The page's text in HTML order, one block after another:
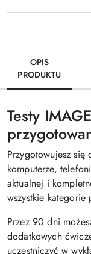
OPIS
PRODUKTU
Testy
Przygotowujesz się
komputerze,
aktualnej i
wszystkie kategorie
Przez 90 dni
dodatkowych
uczestniczyć w